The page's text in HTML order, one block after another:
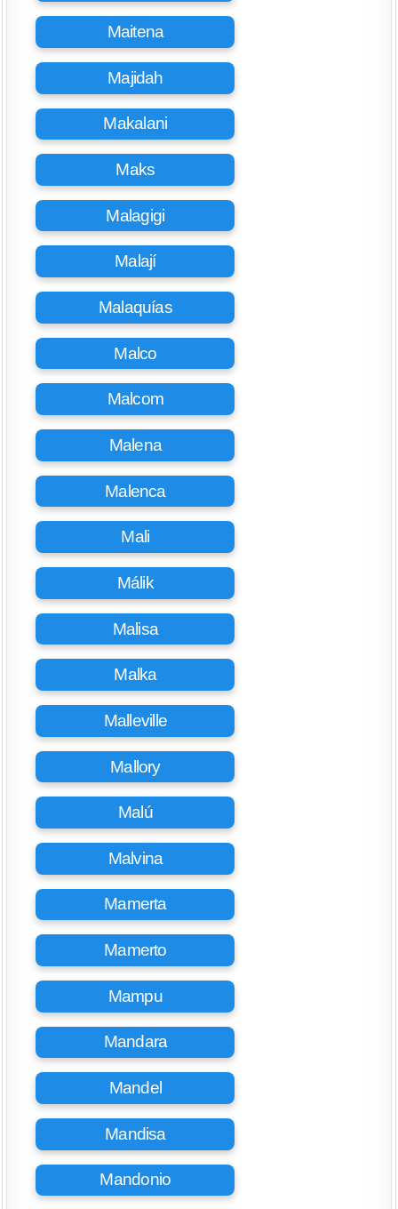
Maitena
Majidah
Makalani
Maks
Malagigi
Malají
Malaquías
Malco
Malcom
Malena
Malenca
Mali
Málik
Malisa
Malka
Malleville
Mallory
Malú
Malvina
Mamerta
Mamerto
Mampu
Mandara
Mandel
Mandisa
Mandonio